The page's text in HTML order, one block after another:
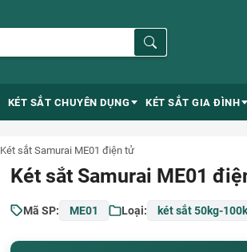
KÉT SẮT CHUYÊN DỤNG KÉT SẮT GIA ĐÌNH
Két sắt Samurai ME01 điện tử
Két sắt Samurai ME01
Mã SP: ME01 Loại: két sắt 50kg-